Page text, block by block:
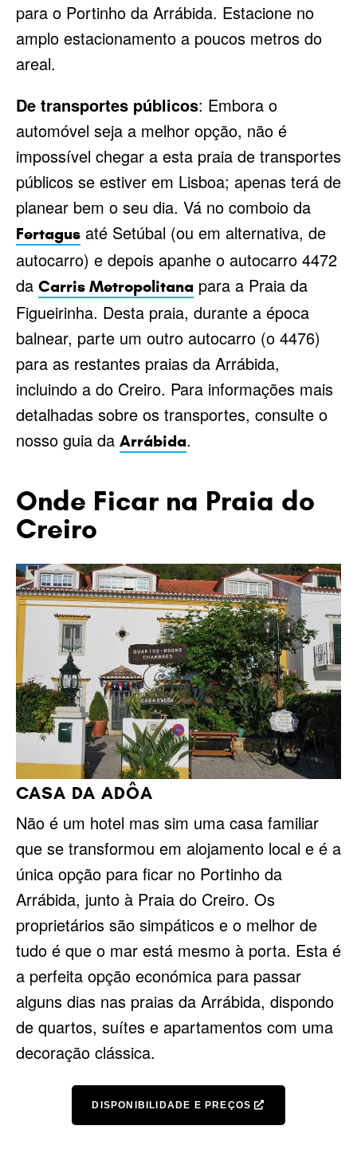
para o Portinho da Arrábida. Estacione no
amplo estacionamento a poucos metros do
areal.
De transportes públicos: Embora o
automóvel seja a melhor opção, não é
impossível chegar a esta praia de transportes
públicos se estiver em Lisboa; apenas terá de
planear bem o seu dia. Vá no comboio da
Fertagus até Setúbal (ou em alternativa, de
autocarro) e depois apanhe o autocarro 4472
da Carris Metropolitana para a Praia da
Figueirinha. Desta praia, durante a época
balnear, parte um outro autocarro (o 4476)
para as restantes praias da Arrábida,
incluindo a do Creiro. Para informações mais
detalhadas sobre os transportes, consulte o
nosso guia da Arrábida.
Onde Ficar na Praia do
Creiro
CASA DA ADÔA
Não é um hotel mas sim uma casa familiar
que se transformou em alojamento local e é a
única opção para ficar no Portinho da
Arrábida, junto à Praia do Creiro. Os
proprietários são simpáticos e o melhor de
tudo é que o mar está mesmo à porta. Esta é
a perfeita opção económica para passar
alguns dias nas praias da Arrábida, dispondo
de quartos, suítes e apartamentos com uma
decoração clássica.
DISPONIBILIDADE E PREÇOS